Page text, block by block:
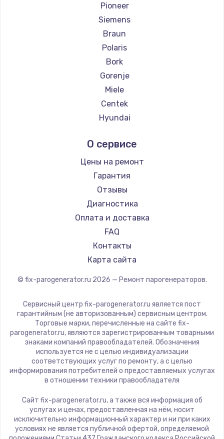
Pioneer
Siemens
Braun
Polaris
Bork
Gorenje
Miele
Centek
Hyundai
DELTA
Silter
Chayka
Beko
Vivitek
RED solution
О сервисе
Цены на ремонт
Гарантия
Отзывы
Диагностика
Оплата и доставка
FAQ
Контакты
Карта сайта
© fix-parogenerator.ru 2026 — Ремонт парогенераторов.
Сервисный центр fix-parogenerator.ru является пост
гарантийным (не авторизованным) сервисным центром.
Торговые марки, перечисленные на сайте fix-
parogenerator.ru, являются зарегистрированным товарными
знаками компаний правообладателей. Обозначения
используется не с целью индивидуализации
соответствующих услуг по ремонту, а с целью
информирования потребителей о предоставляемых услугах
в отношении техники правообладателя
Сайт fix-parogenerator.ru, а также вся информация об
услугах и ценах, предоставленная на нём, носит
исключительно информационный характер и ни при каких
условиях не является публичной офертой, определяемой